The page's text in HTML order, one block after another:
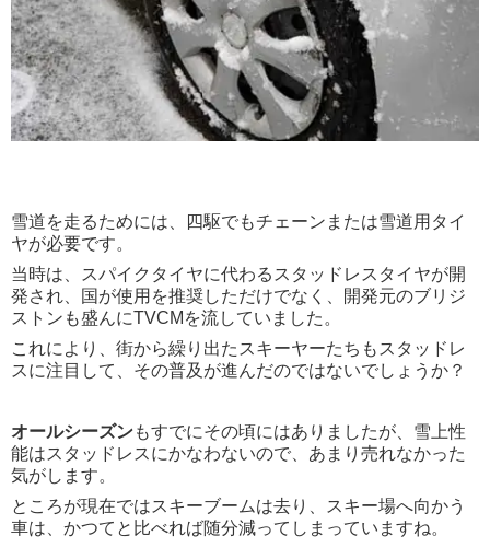
雪道を走るためには、四駆でもチェーンまたは雪道用タイ
ヤが必要です。
当時は、スパイクタイヤに代わるスタッドレスタイヤが開
発され、国が使用を推奨しただけでなく、開発元のブリジ
ストンも盛んにTVCMを流していました。
これにより、街から繰り出たスキーヤーたちもスタッドレ
スに注目して、その普及が進んだのではないでしょうか？
オールシーズンもすでにその頃にはありましたが、雪上性
能はスタッドレスにかなわないので、あまり売れなかった
気がします。
ところが現在ではスキーブームは去り、スキー場へ向かう
車は、かつてと比べれば随分減ってしまっていますね。